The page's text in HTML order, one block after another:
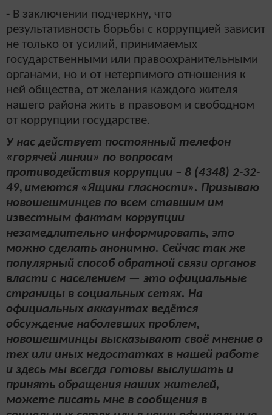
- В заключении подчеркну, что
результативность борьбы с коррупцией зави­сит
не только от усилий, принимаемых
государственными или правоохранительными
органами, но и от не­терпи­мого отношения к
ней общества, от желания каждого жителя
нашего района жить в правовом и свободном
от коррупции государстве.
У нас действует постоянный телефон
«горячей линии» по вопросам
противодействия коррупции – 8 (4348) 2-32-
49, имеются «Ящики гласности». Призываю
новошешминцев по всем ставшим им
известным фактам коррупции
незамедлительно информировать, это
можно сделать анонимно. Сейчас так же
популярный способ обратной связи органов
власти с населением — это официальные
страницы в социальных сетях. На
официальных аккаунтах ведётся
обсуждение наболевших проблем,
новошешминцы высказывают своё мнение о
тех или иных недостатках в нашей работе
и здесь мы всегда готовы выслушать и
принять обращения наших жителей,
можете писать мне в сообщения в